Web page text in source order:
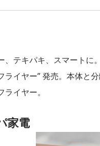
、テキパキ、スマートに
ライヤー” 発売。本体と
ライヤー。
家電